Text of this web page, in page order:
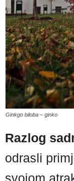
Ginkgo biloba – ginko
Razlog
odrasli
svojom